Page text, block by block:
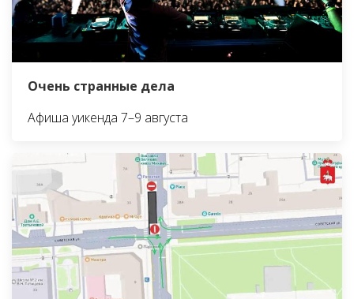
Очень странные дела
Афиша уикенда 7–9 августа